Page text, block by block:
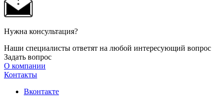
Нужна консультация?
Наши специалисты ответят на любой интересующий вопрос
Задать вопрос
О компании
Контакты
Вконтакте